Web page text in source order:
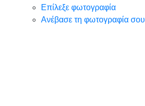
Επίλεξε φωτογραφία
Ανέβασε τη φωτογραφία σου